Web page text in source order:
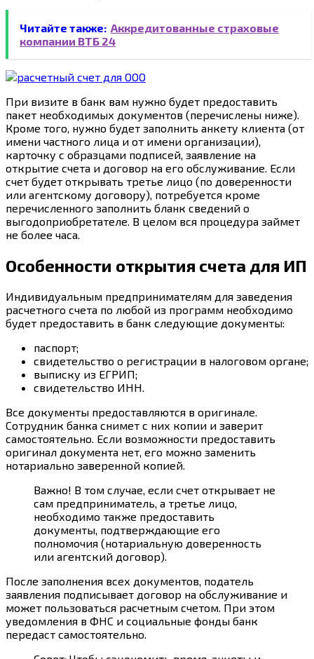
Читайте также: Аккредитованные страховые
компании ВТБ 24
При визите в банк вам нужно будет предоставить
пакет необходимых документов (перечислены ниже).
Кроме того, нужно будет заполнить анкету клиента (от
имени частного лица и от имени организации),
карточку с образцами подписей, заявление на
открытие счета и договор на его обслуживание. Если
счет будет открывать третье лицо (по доверенности
или агентскому договору), потребуется кроме
перечисленного заполнить бланк сведений о
выгодоприобретателе. В целом вся процедура займет
не более часа.
Особенности открытия счета для ИП
Индивидуальным предпринимателям для заведения
расчетного счета по любой из программ необходимо
будет предоставить в банк следующие документы:
паспорт;
свидетельство о регистрации в налоговом органе;
выписку из ЕГРИП;
свидетельство ИНН.
Все документы предоставляются в оригинале.
Сотрудник банка снимет с них копии и заверит
самостоятельно. Если возможности предоставить
оригинал документа нет, его можно заменить
нотариально заверенной копией.
Важно! В том случае, если счет открывает не
сам предприниматель, а третье лицо,
необходимо также предоставить
документы, подтверждающие его
полномочия (нотариальную доверенность
или агентский договор).
После заполнения всех документов, податель
заявления подписывает договор на обслуживание и
может пользоваться расчетным счетом. При этом
уведомления в ФНС и социальные фонды банк
передаст самостоятельно.